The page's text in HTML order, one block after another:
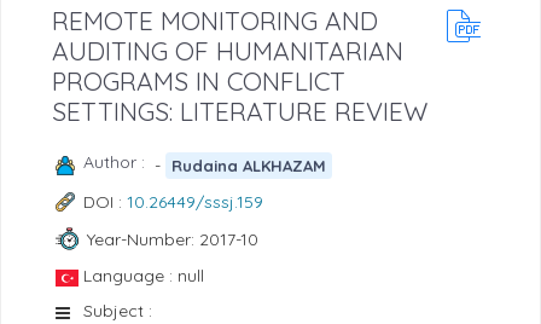
REMOTE MONITORING AND
AUDITING OF HUMANITARIAN
PROGRAMS IN CONFLICT
SETTINGS: LITERATURE REVIEW
Author : - Rudaina ALKHAZAM
DOI : 10.26449/sssj.159
Year-Number: 2017-10
Language : null
Subject :